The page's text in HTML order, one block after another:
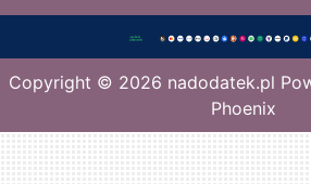
Copyright © 2026 nadodatek.pl
Phoenix